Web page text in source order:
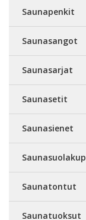
Saunapenkit
Saunasangot
Saunasarjat
Saunasetit
Saunasienet
Saunatontut
Saunatuoksut